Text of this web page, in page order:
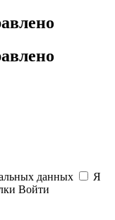
данных
Я
Войти